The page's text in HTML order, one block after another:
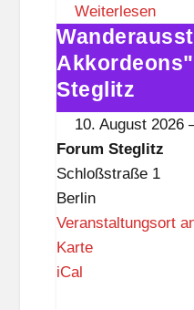
S
t
e
g
l
i
t
z
Weiterlesen
Wanderausstellung
„600
Akkordeons"
im
Forum
Steglitz
Steglitz
10. August 2026
Forum Steglitz
Schloßstraße 1
Berlin
Veranstaltungsort
KarteF
iCal